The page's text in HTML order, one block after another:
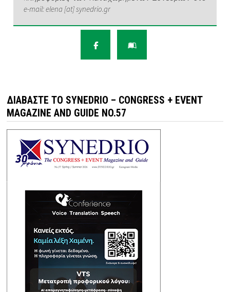
e-mail: elena [at] synedrio.gr
ΔΙΑΒΆΣΤΕ ΤΟ SYNEDRIO – CONGRESS + EVENT
MAGAZINE AND GUIDE NO.57